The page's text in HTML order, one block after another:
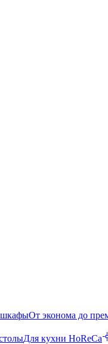
шкафыОт эконома до
Для кухни HoReCa